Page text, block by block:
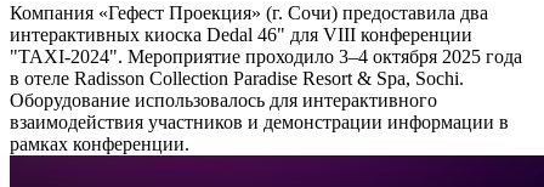
Компания «Гефест Проекция» (г. Сочи) предоставила два
интерактивных киоска Dedal 46" для VIII конференции
"TAXI-2024". Мероприятие проходило 3–4 октября 2025 года
в отеле Radisson Collection Paradise Resort & Spa, Sochi.
Оборудование использовалось для интерактивного
взаимодействия участников и демонстрации информации в
рамках конференции.